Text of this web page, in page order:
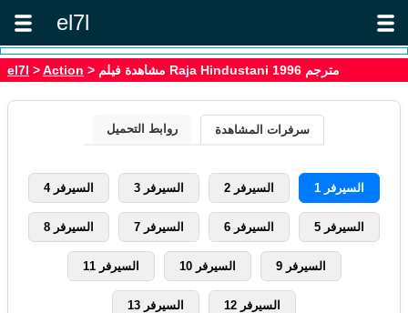
el7l
el7l >Action > مشاهدة فيلم Raja Hindustani 1996 مترجم
سرفرات المشاهدة روابط التحميل
السيرفر 1 السيرفر 2 السيرفر 3 السيرفر 4
السيرفر 5 السيرفر 6 السيرفر 7 السيرفر 8
السيرفر 9 السيرفر 10 السيرفر 11
السيرفر 12 السيرفر 13